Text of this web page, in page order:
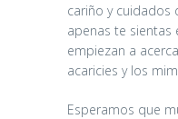
cariño y cuidados
apenas te sientas
empiezan a
acaricies y los
Esperamos que